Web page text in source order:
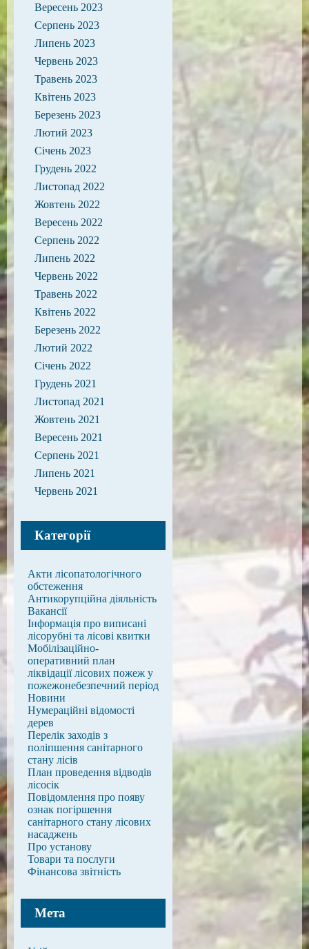
Вересень 2023
Серпень 2023
Липень 2023
Червень 2023
Травень 2023
Квітень 2023
Березень 2023
Лютий 2023
Січень 2023
Грудень 2022
Листопад 2022
Жовтень 2022
Вересень 2022
Серпень 2022
Липень 2022
Червень 2022
Травень 2022
Квітень 2022
Березень 2022
Лютий 2022
Січень 2022
Грудень 2021
Листопад 2021
Жовтень 2021
Вересень 2021
Серпень 2021
Липень 2021
Червень 2021
Категорії
Акти лісопатологічного
обстеження
Антикорупційна діяльність
Вакансії
Інформація про виписані
лісорубні та лісові квитки
Мобілізаційно-
оперативний план
ліквідації лісових пожеж у
пожежонебезпечний період
Новини
Нумераційні відомості
дерев
Перелік заходів з
поліпшення санітарного
стану лісів
План проведення відводів
лісосік
Повідомлення про появу
ознак погіршення
санітарного стану лісових
насаджень
Про установу
Товари та послуги
Фінансова звітність
Мета